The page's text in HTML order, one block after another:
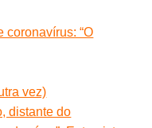
coronavírus: “O
vez)
distante do